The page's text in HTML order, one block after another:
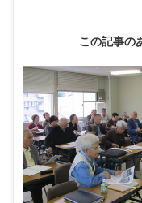
この記事の